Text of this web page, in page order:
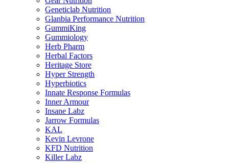
Geneticlab Nutrition
Glanbia Performance Nutrition
GummiKing
Gummiology
Herb Pharm
Herbal Factors
Heritage Store
Hyper Strength
Hyperbiotics
Innate Response Formulas
Inner Armour
Insane Labz
Jarrow Formulas
KAL
Kevin Levrone
KFD Nutrition
Killer Labz